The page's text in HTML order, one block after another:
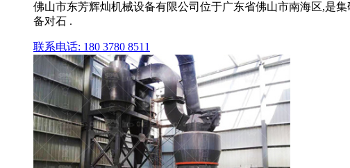
佛山市东芳辉灿机械设备有限公司位于广东省佛山市南海区,是
备对石 .
联系电话: 180 3780 8511